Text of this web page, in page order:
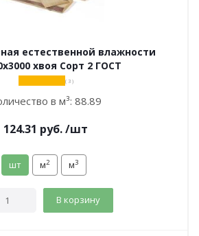
естественной влажности
хвоя Сорт 2 ГОСТ
( 3 )
в м³: 88.89
124.31 руб./шт
шт м2 м3
В корзину